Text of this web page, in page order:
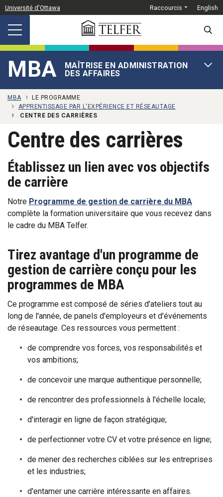
Passer au contenu principal
Université d'Ottawa Raccourcis English
MBA
MAÎTRISE EN ADMINISTRATION
DES AFFAIRES
MBA
LE PROGRAMME
APPRENTISSAGE PAR L'EXPÉRIENCE ET RÉSEAUTAGE
CENTRE DES CARRIÈRES
Centre des carrières
Établissez un lien avec vos objectifs
de carrière
Notre Programme de gestion de carrière du MBA
complète la formation universitaire que vous recevez dans
le cadre du MBA Telfer.
Tirez avantage d'un programme de
gestion de carrière conçu pour les
programmes de MBA
Ce programme est composé de séries d'ateliers tout au
long de l'année, de panels d'employeurs et d'événements
de réseautage. Ces ressources vous permettent :
de comprendre vos forces, vos responsabilités et
vos ambitions;
de concevoir une marque authentique personnelle;
de rencontrer des professionnels à l'échelle locale;
d'interagir en ligne de façon stratégique;
de perfectionner votre CV et votre présence en ligne;
de mener des recherches ciblées sur les entreprises
et les industries;
d'entamer une carrière intéressante en affaires.